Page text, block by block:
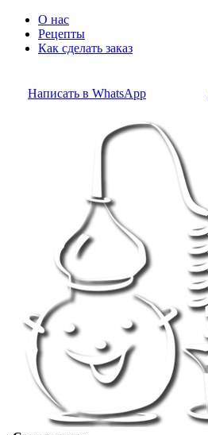
О нас
Рецепты
Как сделать заказ
Написать в WhatsApp